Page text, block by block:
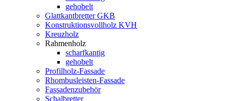
gehobelt
Glattkantbretter GKB
Konstruktionsvollholz KVH
Kreuzholz
Rahmenholz
scharfkantig
gehobelt
Profilholz-Fassade
Rhombusleisten-Fassade
Fassadenzubehör
Schalbretter